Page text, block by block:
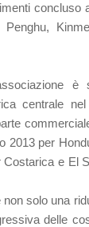
concluso
Penghu,
è
centrale
2013 per
Costarica e El
non solo una
delle